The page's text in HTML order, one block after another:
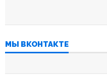
МЫ ВКОНТАКТЕ